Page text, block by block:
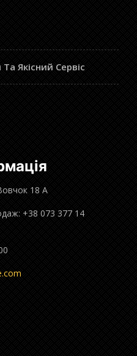
Якісний Сервіс
18 А
+38 073 377 14